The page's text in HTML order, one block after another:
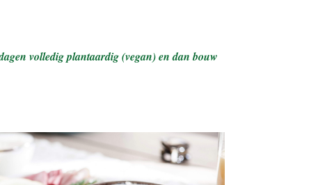
volledig plantaardig (vegan) en dan bouw